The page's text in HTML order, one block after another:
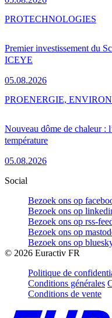
Premier investissement du
ICEYE
05.08.2026
PROTECHNOLOGIES
Nouveau dôme de chaleur :
température
05.08.2026
PROENERGIE,
Social
Bezoek ons op
Bezoek ons op
Bezoek ons op rss-
Bezoek ons op
Bezoek ons op
© 2026 Euractiv FR
Politique de
Conditions générales
Conditions de vente